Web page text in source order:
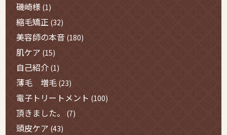
磯崎様 (1)
縮毛矯正 (32)
美容師の本音 (180)
肌ケア (15)
自己紹介 (1)
薄毛 増毛 (23)
電子トリートメント (100)
頂きました。 (7)
頭皮ケア (43)